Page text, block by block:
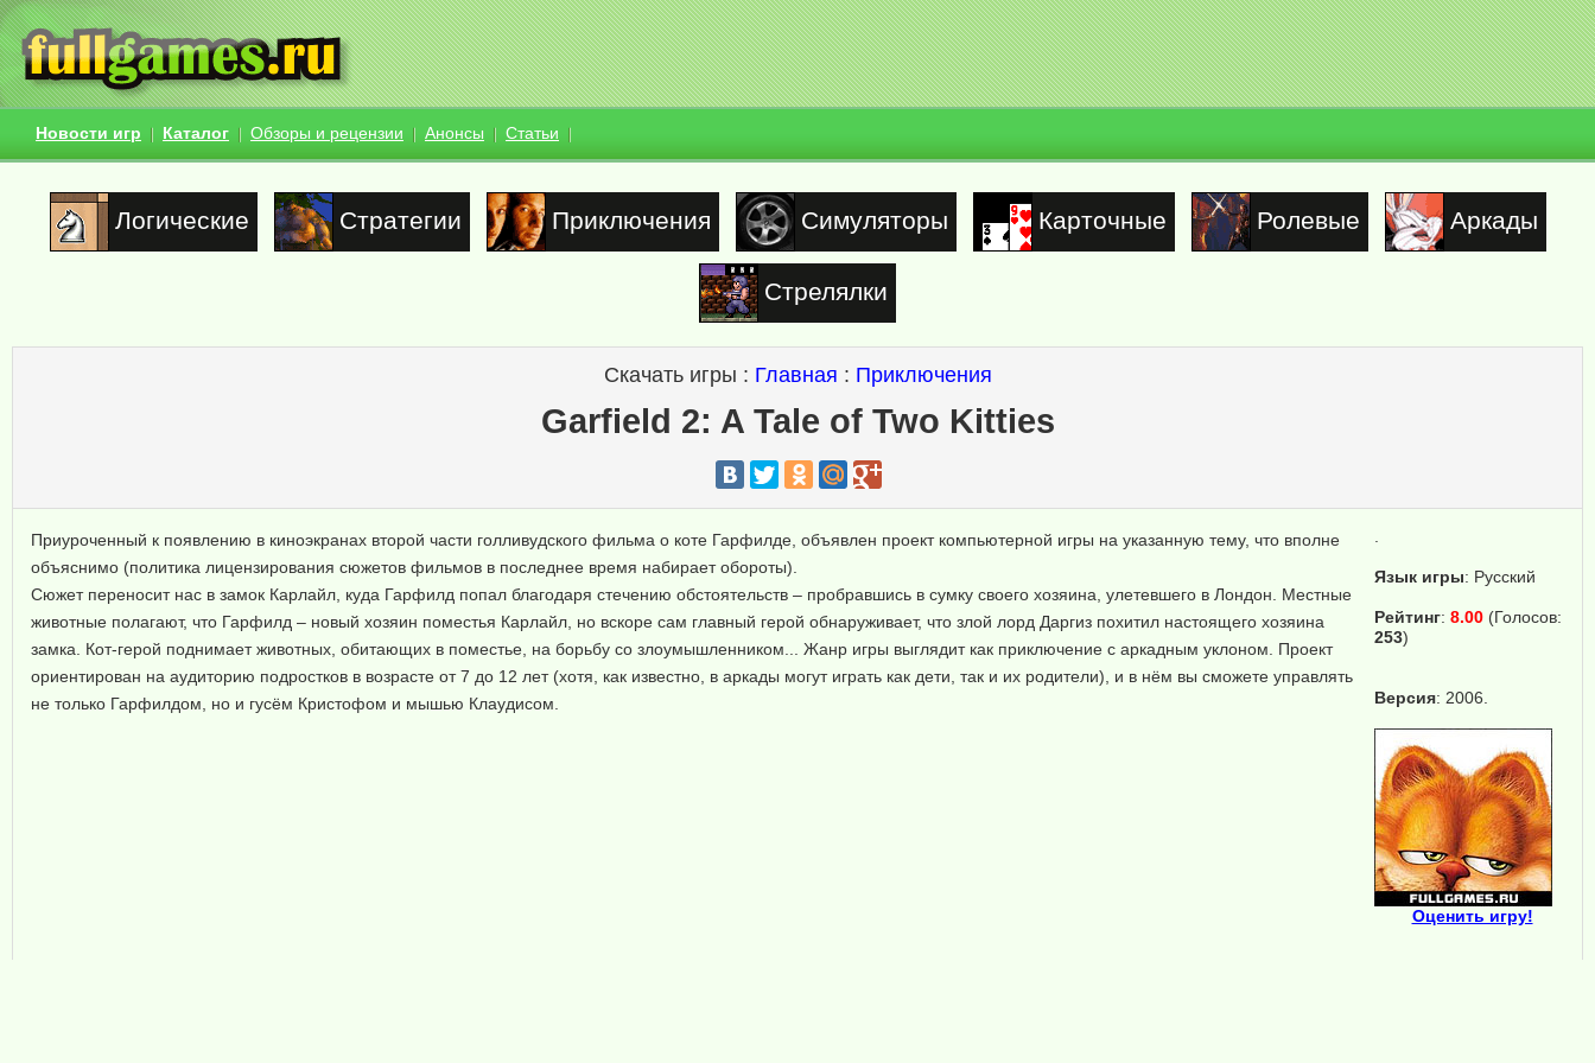
Новости игр Каталог Обзоры и рецензии Анонсы Статьи
Логические Стратегии Приключения Симуляторы Карточные Ролевые Аркады
Стрелялки
Скачать игры : Главная : Приключения
Garfield 2: A Tale of Two Kitties
Язык игры: Русский
Рейтинг: 8.00 (Голосов:
253)
Версия: 2006.
Оценить игру!
Приуроченный к появлению в киноэкранах второй части голливудского фильма о коте Гарфилде, объявлен проект компьютерной игры на указанную тему, что вполне
объяснимо (политика лицензирования сюжетов фильмов в последнее время набирает обороты).
Сюжет переносит нас в замок Карлайл, куда Гарфилд попал благодаря стечению обстоятельств – пробравшись в сумку своего хозяина, улетевшего в Лондон. Местные
животные полагают, что Гарфилд – новый хозяин поместья Карлайл, но вскоре сам главный герой обнаруживает, что злой лорд Даргиз похитил настоящего хозяина
замка. Кот-герой поднимает животных, обитающих в поместье, на борьбу со злоумышленником... Жанр игры выглядит как приключение с аркадным уклоном. Проект
ориентирован на аудиторию подростков в возрасте от 7 до 12 лет (хотя, как известно, в аркады могут играть как дети, так и их родители), и в нём вы сможете управлять
не только Гарфилдом, но и гусём Кристофом и мышью Клаудисом.